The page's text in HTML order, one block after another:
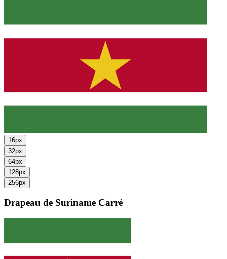
16px
32px
64px
128px
256px
Drapeau de Suriname Carré